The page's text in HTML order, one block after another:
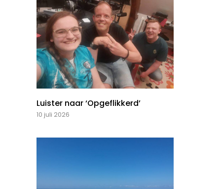
Luister naar ‘Opgeflikkerd’
10 juli 2026